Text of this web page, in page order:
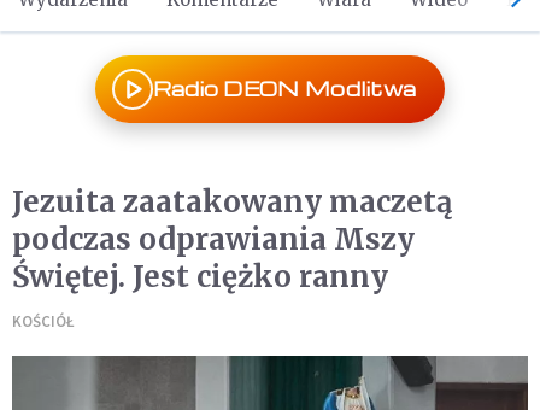
Radio DEON Modlitwa
Jezuita zaatakowany maczetą
podczas odprawiania Mszy
Świętej. Jest ciężko ranny
KOŚCIÓŁ